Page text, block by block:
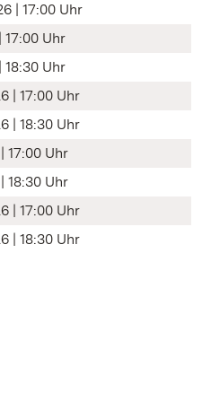
| 17:00 Uhr
17:00 Uhr
18:30 Uhr
| 17:00 Uhr
| 18:30 Uhr
17:00 Uhr
18:30 Uhr
| 17:00 Uhr
| 18:30 Uhr